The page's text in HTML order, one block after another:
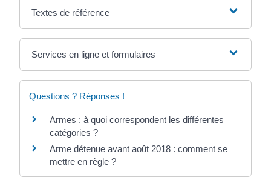
Textes de référence
Services en ligne et formulaires
Questions ? Réponses !
Armes : à quoi correspondent les différentes
catégories ?
Arme détenue avant août 2018 : comment se
mettre en règle ?